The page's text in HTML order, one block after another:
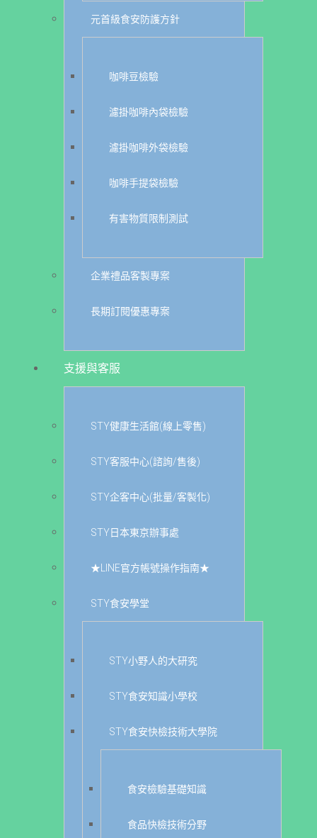
元首級食安防護方針
咖啡豆檢驗
濾掛咖啡內袋檢驗
濾掛咖啡外袋檢驗
咖啡手提袋檢驗
有害物質限制測試
企業禮品客製專案
長期訂閱優惠專案
支援與客服
STY健康生活館(線上零售)
STY客服中心(諮詢/售後)
STY企客中心(批量/客製化)
STY日本東京辦事處
★LINE官方帳號操作指南★
STY食安學堂
STY小野人的大研究
STY食安知識小學校
STY食安快檢技術大學院
食安檢驗基礎知識
食品快檢技術分野